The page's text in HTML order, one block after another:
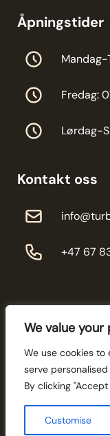
We value your
We use cookies to
serve
By clicking
Customise
Åpningstider
Fredag:
Lørdag-
Kontakt oss
+47 67
© 2026